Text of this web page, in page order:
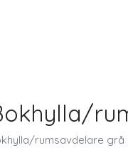
rumsavdelare grå